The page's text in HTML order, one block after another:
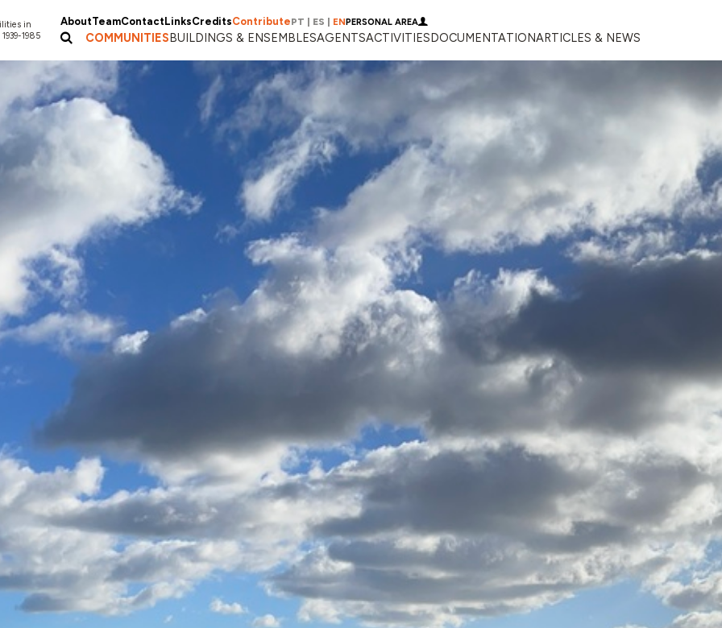
in
1985
AboutTeamContactLinksCreditsContributePT ES ENPERSONAL AREA
COMMUNITIESBUILDINGS & ENSEMBLESAGENTSACTIVITIESDOCUMENTATIONARTICLES & NEWS